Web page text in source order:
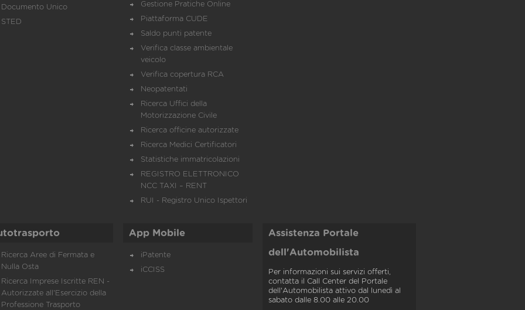
Documento Unico
STED
Gestione Pratiche Online
Piattaforma CUDE
Saldo punti patente
Verifica classe ambientale
veicolo
Verifica copertura RCA
Neopatentati
Ricerca Uffici della
Motorizzazione Civile
Ricerca officine autorizzate
Ricerca Medici Certificatori
Statistiche immatricolazioni
REGISTRO ELETTRONICO
NCC TAXI – RENT
RUI - Registro Unico Ispettori
Ricerca Aree di Fermata e
Nulla Osta
Ricerca Imprese Iscritte REN -
Autorizzate all'Esercizio della
Professione Trasporto
App Mobile
iPatente
iCCISS
Assistenza Portale
dell'Automobilista
Per informazioni sui servizi offerti,
contatta il Call Center del Portale
dell'Automobilista attivo dal lunedì al
sabato dalle 8.00 alle 20.00